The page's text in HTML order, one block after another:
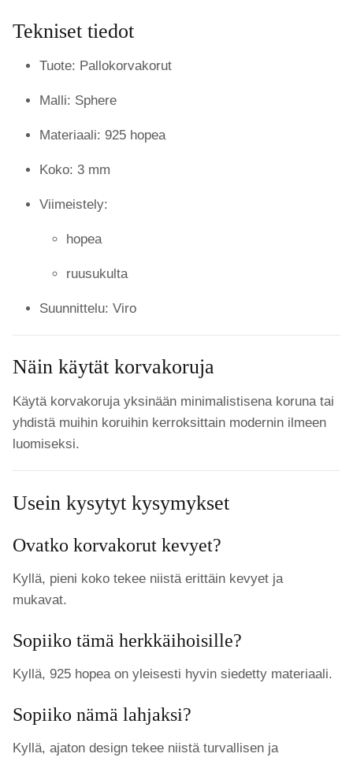
Tekniset tiedot
Tuote: Pallokorvakorut
Malli: Sphere
Materiaali: 925 hopea
Koko: 3 mm
Viimeistely:
hopea
ruusukulta
Suunnittelu: Viro
Näin käytät korvakoruja
Käytä korvakoruja yksinään minimalistisena koruna tai
yhdistä muihin koruihin kerroksittain modernin ilmeen
luomiseksi.
Usein kysytyt kysymykset
Ovatko korvakorut kevyet?
Kyllä, pieni koko tekee niistä erittäin kevyet ja
mukavat.
Sopiiko tämä herkkäihoisille?
Kyllä, 925 hopea on yleisesti hyvin siedetty materiaali.
Sopiiko nämä lahjaksi?
Kyllä, ajaton design tekee niistä turvallisen ja